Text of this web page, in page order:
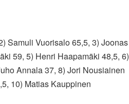
Samuli Vuorisalo 65,5, 3) Joonas
59, 5) Henri Haapamäki 48,5, 6)
Annala 37, 8) Jori Nousiainen
10) Matias Kauppinen